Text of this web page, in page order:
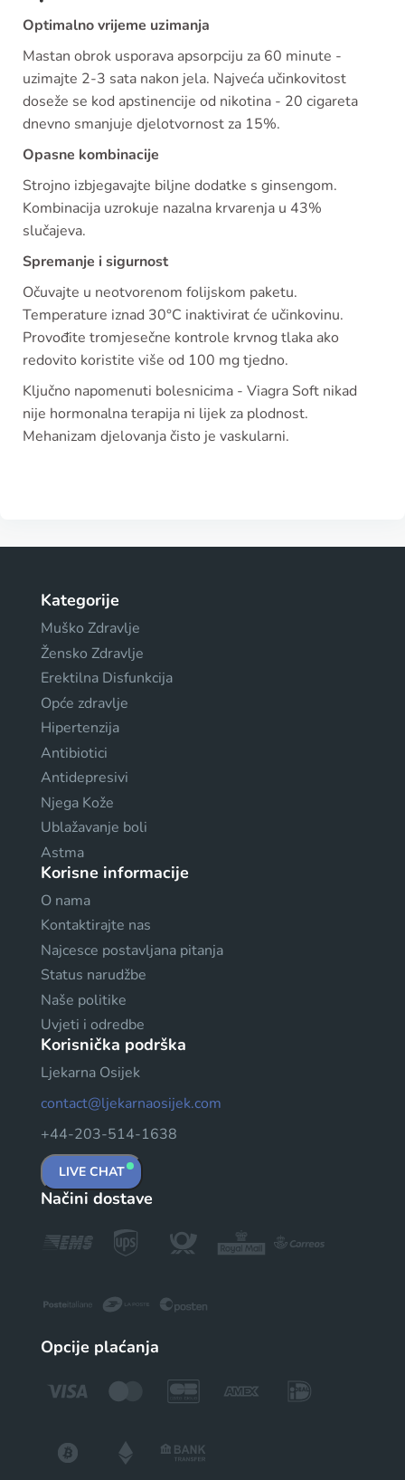
Optimalno vrijeme uzimanja
Mastan obrok usporava apsorpciju za 60 minute -
uzimajte 2-3 sata nakon jela. Najveća učinkovitost
doseže se kod apstinencije od nikotina - 20 cigareta
dnevno smanjuje djelotvornost za 15%.
Opasne kombinacije
Strojno izbjegavajte biljne dodatke s ginsengom.
Kombinacija uzrokuje nazalna krvarenja u 43%
slučajeva.
Spremanje i sigurnost
Očuvajte u neotvorenom folijskom paketu.
Temperature iznad 30°C inaktivirat će učinkovinu.
Provođite tromjesečne kontrole krvnog tlaka ako
redovito koristite više od 100 mg tjedno.
Ključno napomenuti bolesnicima - Viagra Soft nikad
nije hormonalna terapija ni lijek za plodnost.
Mehanizam djelovanja čisto je vaskularni.
Kategorije
Muško Zdravlje
Žensko Zdravlje
Erektilna Disfunkcija
Opće zdravlje
Hipertenzija
Antibiotici
Antidepresivi
Njega Kože
Ublažavanje boli
Astma
Korisne informacije
O nama
Kontaktirajte nas
Najcesce postavljana pitanja
Status narudžbe
Naše politike
Uvjeti i odredbe
Korisnička podrška
Ljekarna Osijek
contact@ljekarnaosijek.com
+44-203-514-1638
LIVE CHAT
Načini dostave
Opcije plaćanja